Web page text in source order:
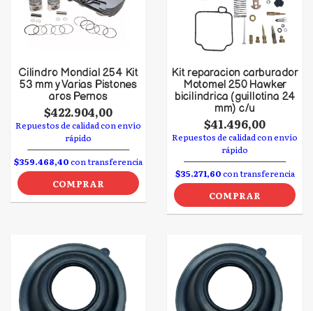
Cilindro Mondial 254 Kit
53 mm y Varias Pistones
aros Pernos
$422.904,00
Repuestos de calidad con envío
rápido
$359.468,40con transferencia
COMPRAR
Kit reparacion carburador
Motomel 250 Hawker
bicilindrica (guillotina 24
mm) c/u
$41.496,00
Repuestos de calidad con envío
rápido
$35.271,60con transferencia
COMPRAR